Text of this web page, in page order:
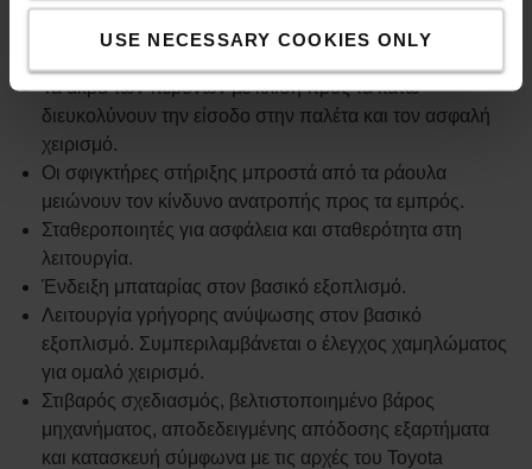
USE NECESSARY COOKIES ONLY
Τεχνικές προδιαγραφές
Τα άκρα των περονών με κλίση προς τα κάτω
διευκολύνουν την είσοδο στην παλέτα και τον ασφαλή
χειρισμό.
Οι σφιγκτήρες στήριξης μπροστά από τα ράουλα
μειώνουν τον κίνδυνο ανατροπής προς τα εμπρός.
Σταθεροποιητές για ασφάλεια και σταθερότητα στη
λειτουργία.
Ένδειξη μπαταρίας στον βασικό εξοπλισμό.
Λειτουργία γρήγορης ανύψωσης στον βασικό
εξοπλισμό. Συμπεριλαμβάνεται ο έλεγχος χαμηλώματος
για ομαλό χειρισμό.
Στιβαρός σχεδιασμός, βελτιστοποιημένο βάρος
μηχανήματος, αποδεδειγμένης απόδοσης εξαρτήματα
και κατασκευή σύμφωνα με τις αρχές του Toyota